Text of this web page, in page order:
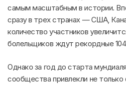
самым масштабным в истории.
сразу в трех странах — США,
количество участников
болельщиков ждут рекордные
Однако за год до старта
сообщества привлекли не